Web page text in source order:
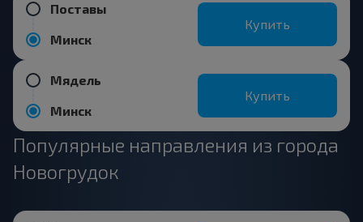
Поставы
Минск
Купить
Мядель
Минск
Купить
Популярные направления из города
Новогрудок